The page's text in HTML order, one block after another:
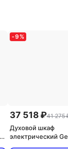
-9 %
37 518 ₽41 275
Духовой шкаф
электрический